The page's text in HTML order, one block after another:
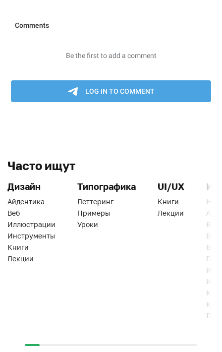
Часто ищут
Дизайн
Айдентика
Веб
Иллюстрации
Инструменты
Книги
Лекции
Типографика
Леттеринг
Примеры
Уроки
UI/UX
Книги
Лекции
Веб